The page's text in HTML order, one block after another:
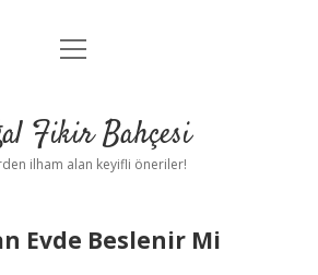
Anasayfa
Yasal Uyarı
menüyü
Fikir Bahçesi
ilham alan keyifli öneriler!
Evde Beslenir Mi